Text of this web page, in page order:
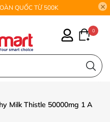
QUỐC TỪ 500K
0
Milk Thistle 50000mg 1 A